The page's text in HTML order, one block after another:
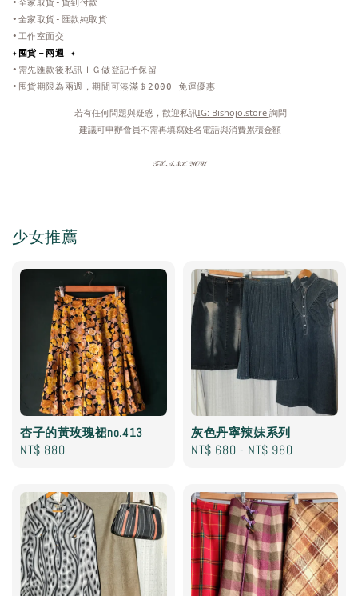
•全家取貨-貨到付款
•全家取貨-匯款純取貨
•工作室面交
✦ 囤貨－兩週 ✦
•需先匯款後私訊ＩＧ做登記予保留
•囤貨期限為兩週，期間可湊滿＄2000 免運優惠
若有任何問題與疑惑，歡迎私訊IG: Bishojo.store 詢問
建議可申辦會員不需再填寫姓名電話與消費累積金額
𝒯ℋ𝒜𝒩𝒦 𝒴𝒪𝒰
少女推薦
杏子的黃玫瑰裙no.413
Regular
NT$ 880
灰色丹寧辣妹系列
Regular
NT$ 680 - NT$ 980